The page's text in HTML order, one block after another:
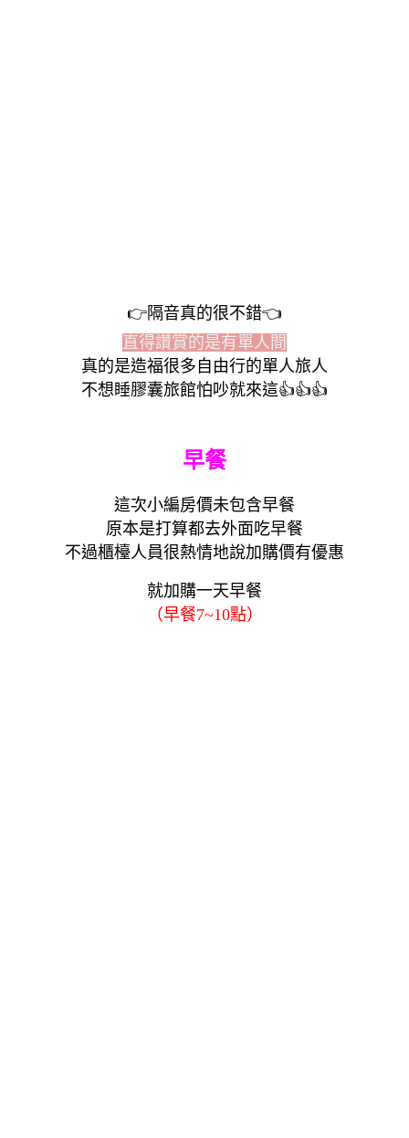
👉隔音真的很不錯👈
直得讚賞的是有單人間
真的是造福很多自由行的單人旅人
不想睡膠囊旅館怕吵就來這👍👍👍
早餐
這次小編房價未包含早餐
原本是打算都去外面吃早餐
不過櫃檯人員很熱情地說加購價有優惠
就加購一天早餐
（早餐7~10點）